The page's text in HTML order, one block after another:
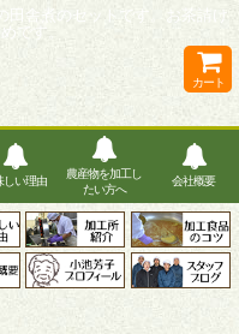
田舎煮のセットです。お茶請け
です。
カート
しい理由
農産物を加工し
たい方へ
会社概要